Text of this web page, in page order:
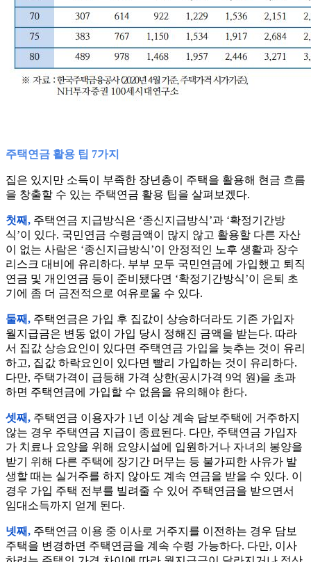
주택연금 활용 팁 7가지
집은 있지만 소득이 부족한 장년층이 주택을 활용해 현금 흐름
을 창출할 수 있는 주택연금 활용 팁을 살펴보겠다.
첫째, 주택연금 지급방식은 ‘종신지급방식’과 ‘확정기간방
식’이 있다. 국민연금 수령금액이 많지 않고 활용할 다른 자산
이 없는 사람은 ‘종신지급방식’이 안정적인 노후 생활과 장수
리스크 대비에 유리하다. 부부 모두 국민연금에 가입했고 퇴직
연금 및 개인연금 등이 준비됐다면 ‘확정기간방식’이 은퇴 초
기에 좀 더 금전적으로 여유로울 수 있다.
둘째, 주택연금은 가입 후 집값이 상승하더라도 기존 가입자
월지급금은 변동 없이 가입 당시 정해진 금액을 받는다. 따라
서 집값 상승요인이 있다면 주택연금 가입을 늦추는 것이 유리
하고, 집값 하락요인이 있다면 빨리 가입하는 것이 유리하다.
다만, 주택가격이 급등해 가격 상한(공시가격 9억 원)을 초과
하면 주택연금에 가입할 수 없음을 유의해야 한다.
셋째, 주택연금 이용자가 1년 이상 계속 담보주택에 거주하지
않는 경우 주택연금 지급이 종료된다. 다만, 주택연금 가입자
가 치료나 요양을 위해 요양시설에 입원하거나 자녀의 봉양을
받기 위해 다른 주택에 장기간 머무는 등 불가피한 사유가 발
생할 때는 실거주를 하지 않아도 계속 연금을 받을 수 있다. 이
경우 가입 주택 전부를 빌려줄 수 있어 주택연금을 받으면서
임대소득까지 얻게 된다.
넷째, 주택연금 이용 중 이사로 거주지를 이전하는 경우 담보
주택을 변경하면 주택연금을 계속 수령 가능하다. 다만, 이사